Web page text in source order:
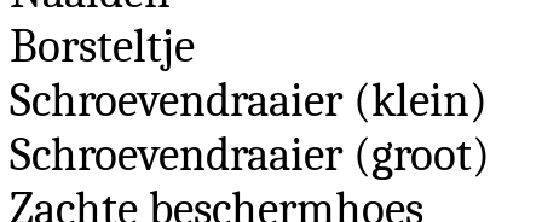
Borsteltje
Schroevendraaier (klein)
Schroevendraaier (groot)
Zachte beschermhoes